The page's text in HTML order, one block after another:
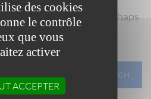
you’re looking for. Perhaps
can help.
SEARCH
des cookies
le contrôle
que vous
activer
ACCEPTER